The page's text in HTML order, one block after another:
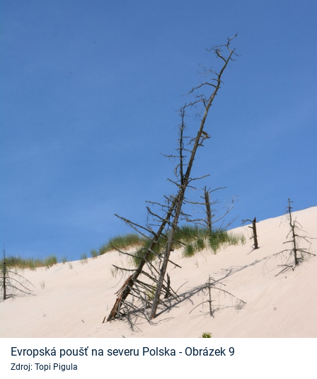
Evropská poušť na severu Polska - Obrázek 9
Zdroj: Topi Pigula